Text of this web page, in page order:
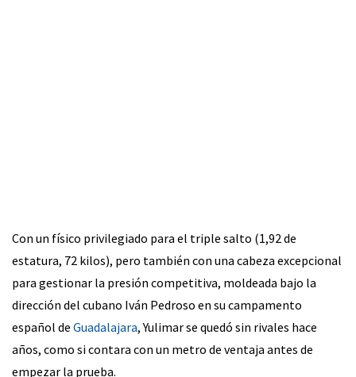
Con un físico privilegiado para el triple salto (1,92 de
estatura, 72 kilos), pero también con una cabeza excepcional
para gestionar la presión competitiva, moldeada bajo la
dirección del cubano Iván Pedroso en su campamento
español de Guadalajara, Yulimar se quedó sin rivales hace
años, como si contara con un metro de ventaja antes de
empezar la prueba.